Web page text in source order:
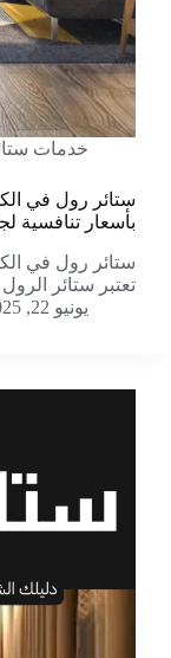
خدمات
ستائر رول في
بأسعار تنافسية
ستائر رول في
تعتبر ستائر
يونيو 22, 2025